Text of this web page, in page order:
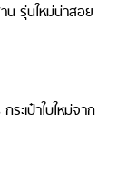
น รุ่นใหม่น่าสอย
ะเป๋าใบใหม่จาก